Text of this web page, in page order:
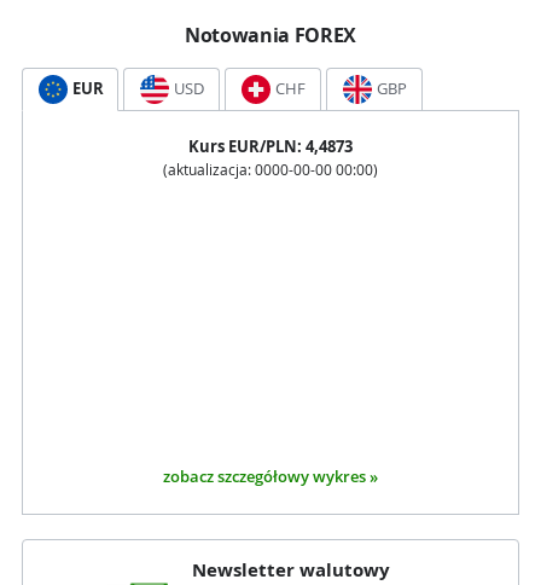
Notowania FOREX
EUR USD CHF GBP
Kurs EUR/PLN: 4,4873
(aktualizacja: 0000-00-00 00:00)
zobacz szczegółowy wykres »
Newsletter walutowy